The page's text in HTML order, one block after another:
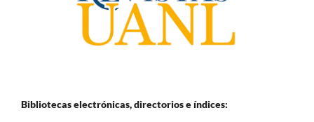
Bibliotecas electrónicas, directorios e índices: